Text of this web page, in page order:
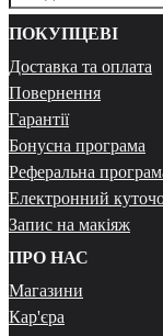
ПОКУПЦЕВІ
Доставка та оплата
Повернення
Гарантії
Бонусна програма
Реферальна
Електронний
Запис на макіяж
ПРО НАС
Магазини
Кар'єра